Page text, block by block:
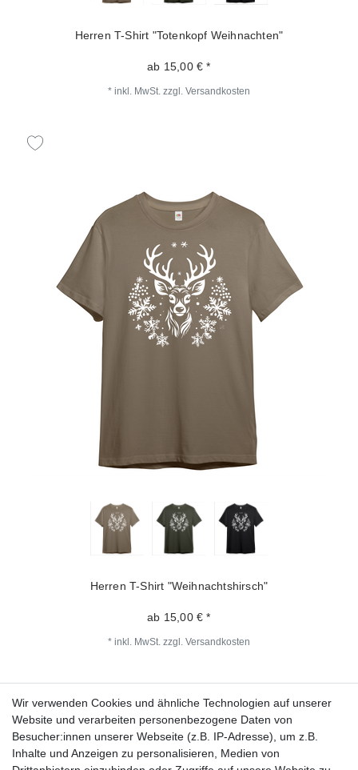
Herren T-Shirt "Totenkopf Weihnachten"
ab 15,00 € *
* inkl. MwSt. zzgl. Versandkosten
Herren T-Shirt "Weihnachtshirsch"
ab 15,00 € *
* inkl. MwSt. zzgl. Versandkosten
Fragen zur Bestellung?
Zahlungsarten
Wir verwenden Cookies und ähnliche Technologien auf unserer
Website und verarbeiten personenbezogene Daten von
Besucher:innen unserer Webseite (z.B. IP-Adresse), um z.B.
Inhalte und Anzeigen zu personalisieren, Medien von